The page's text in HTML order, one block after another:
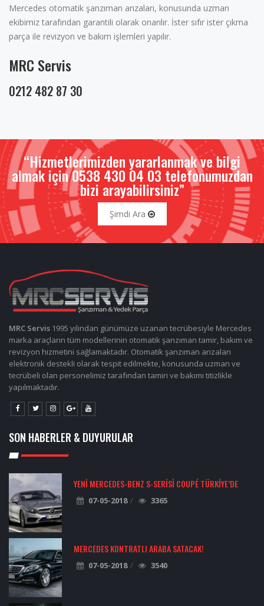
Mercedes otomatik şanzıman arızaları, konusunda uzman
ekibimiz tarafından garantili olarak onarılır. İster sıfır ister çıkma
parça ile revizyon ve bakım işlemleri yapılır.
MRC Servis
0212 482 87 30
“Hizmetlerimizden yararlanmak ve bilgi
almak için 0538 430 04 03 telefonumuzdan
bizi arayabilirsiniz”
Şimdi Ara
MRC Servis 1995 yılından günümüze uzanan tecrübesiyle Mercedes
marka araçların tüm modellerinin otomatik şanzıman tamir, bakım ve
revizyon hizmetini sağlamaktadır. Otomatik şanzıman arızaları
elektronik destekli olarak tespit edilmekte, konusunda uzman ve
tecrübeli olan personelimiz tarafından tamiri ve bakımı titizlikle
yapılmaktadır.
SON HABERLER & DUYURULAR
YENI MERCEDES-BENZ S-SERISI COUPÉ TÜRKIYE’DE
07-05-2018 3365
MERCEDES KONTRATLI ARABA SATACAK!
07-05-2018 3540